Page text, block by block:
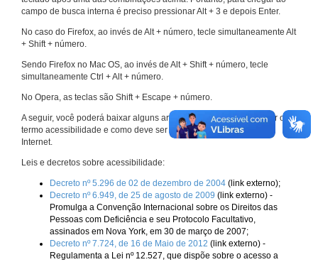
campo de busca interna é preciso pressionar Alt + 3 e depois Enter.
No caso do Firefox, ao invés de Alt + número, tecle simultaneamente Alt
+ Shift + número.
Sendo Firefox no Mac OS, ao invés de Alt + Shift + número, tecle
simultaneamente Ctrl + Alt + número.
No Opera, as teclas são Shift + Escape + número.
A seguir, você poderá baixar alguns arquivos que explicam melhor o
termo acessibilidade e como deve ser implementado nos sites da
Internet.
Leis e decretos sobre acessibilidade:
Decreto nº 5.296 de 02 de dezembro de 2004 (link externo);
Decreto nº 6.949, de 25 de agosto de 2009 (link externo) -
Promulga a Convenção Internacional sobre os Direitos das
Pessoas com Deficiência e seu Protocolo Facultativo,
assinados em Nova York, em 30 de março de 2007;
Decreto nº 7.724, de 16 de Maio de 2012 (link externo) -
Regulamenta a Lei nº 12.527, que dispõe sobre o acesso a